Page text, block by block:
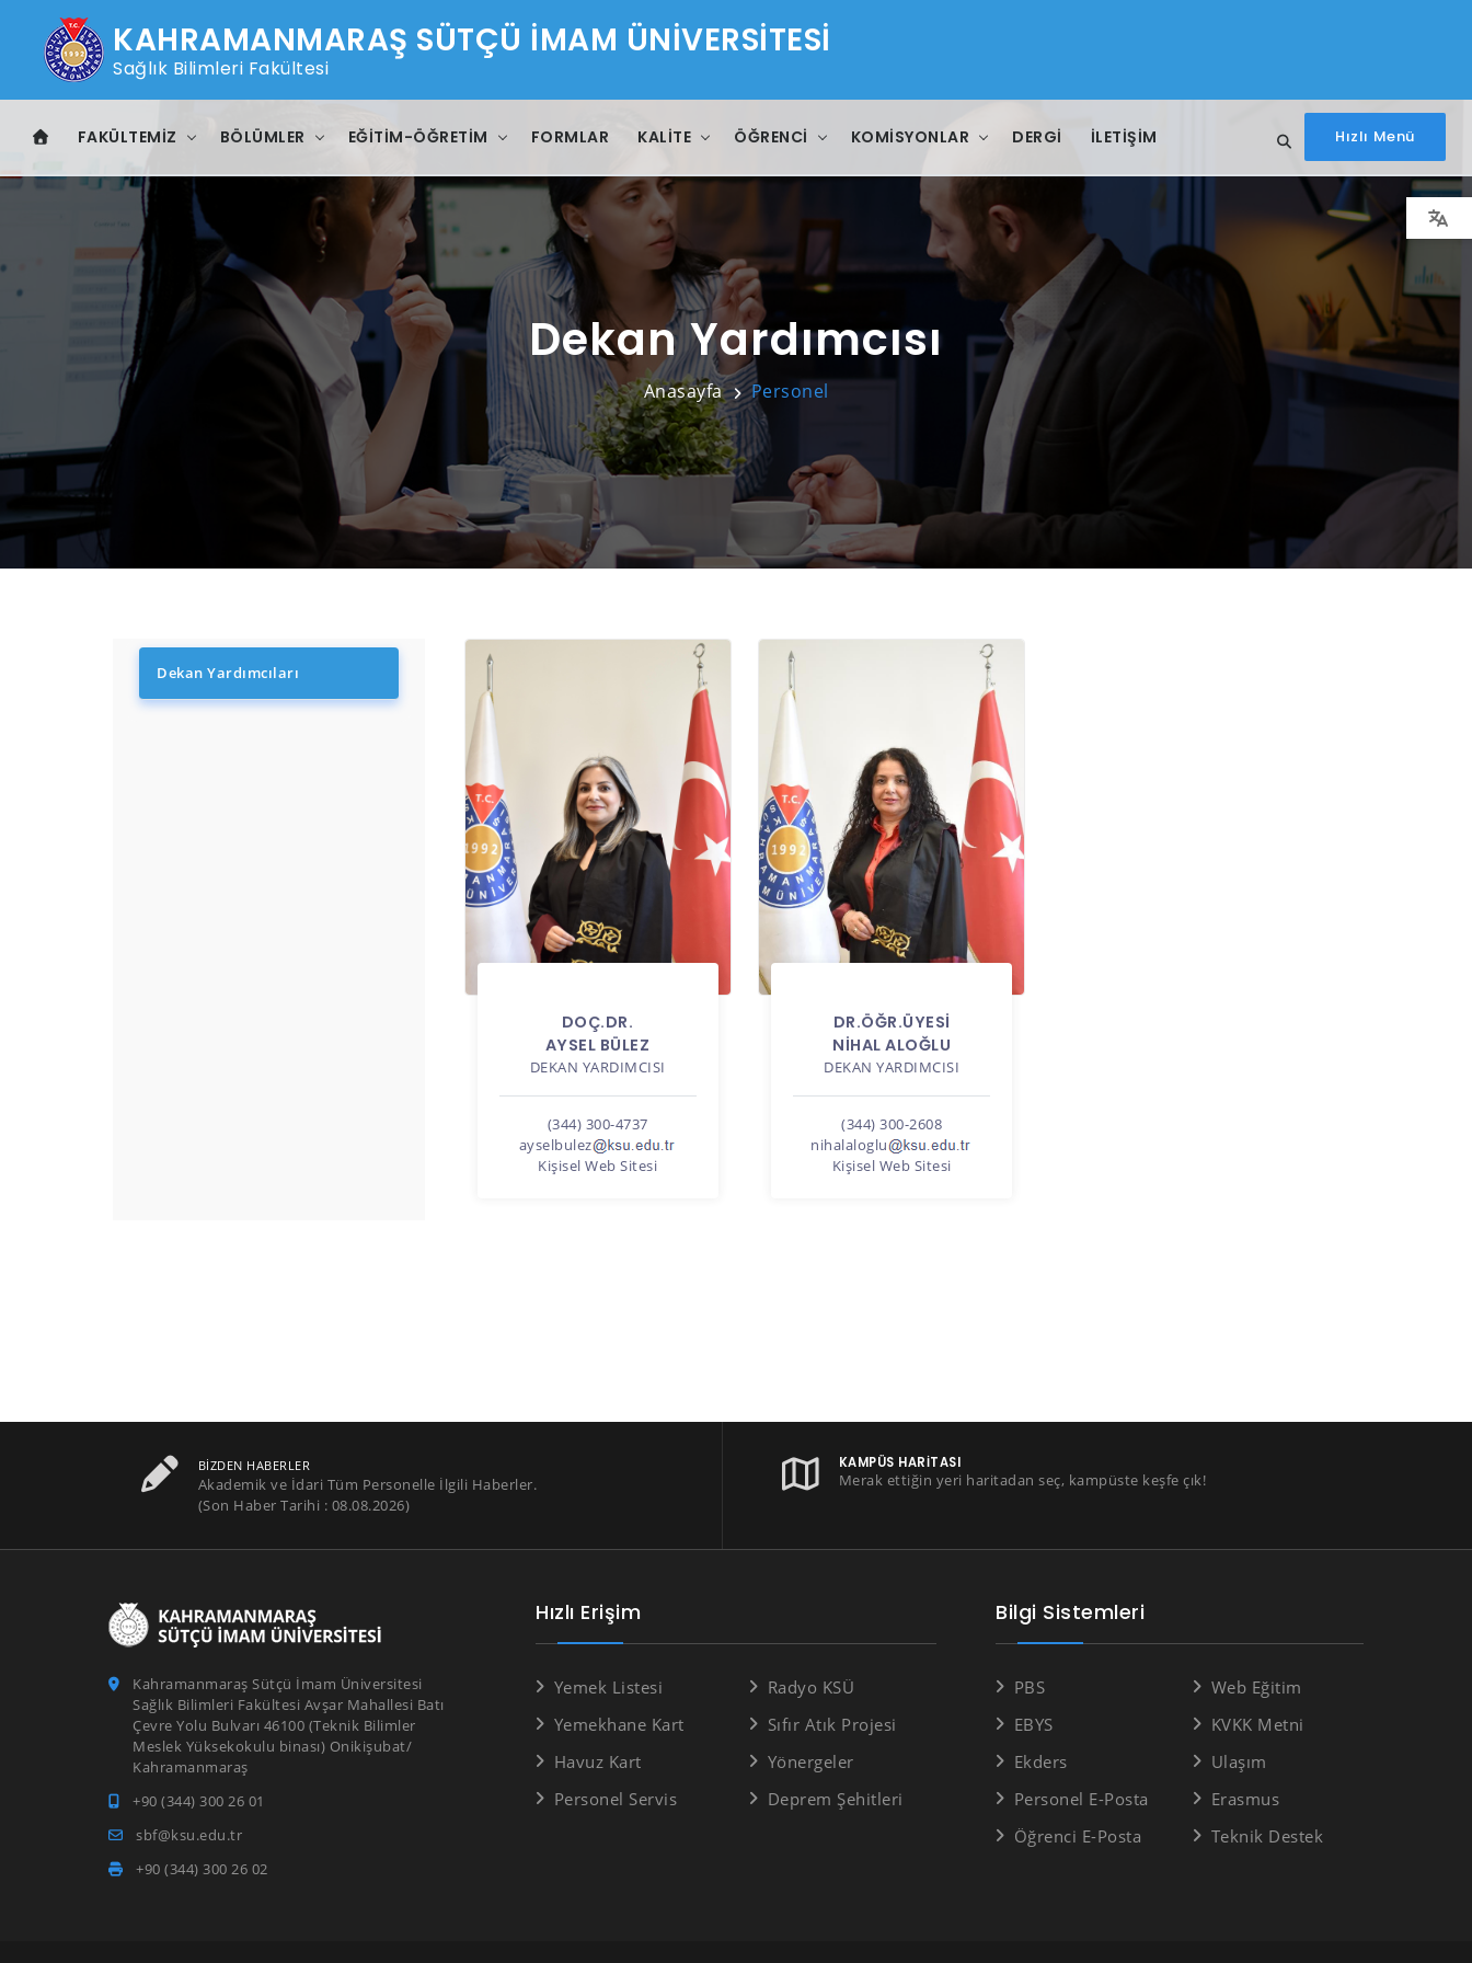
KAHRAMANMARAŞ SÜTÇÜ İMAM ÜNİVERSİTESİ
Sağlık Bilimleri Fakültesi
FAKÜLTEMIZ BÖLÜMLER EĞITIM-ÖĞRETIM FORMLAR KALITE ÖĞRENCI KOMISYONLAR DERGİ İLETIŞIM Hızlı Menü
Dekan Yardımcısı
Anasayfa Personel
Dekan Yardımcıları
DOÇ.DR.
AYSEL BÜLEZ
DEKAN YARDIMCISI
(344) 300-4737
ayselbulez
Kişisel Web Sitesi
DR.ÖĞR.ÜYESI
NİHAL ALOĞLU
DEKAN YARDIMCISI
(344) 300-2608
nihalaloglu
Kişisel Web Sitesi
BIZDEN HABERLER
Akademik ve İdari Tüm Personelle İlgili Haberler.
(Son Haber Tarihi : 08.08.2026)
KAMPÜS HARITASI
Merak ettiğin yeri haritadan seç, kampüste keşfe çık!
Kahramanmaraş Sütçü İmam Üniversitesi
Sağlık Bilimleri Fakültesi Avşar Mahallesi Batı
Çevre Yolu Bulvarı 46100 (Teknik Bilimler
Meslek Yüksekokulu binası) Onikişubat/
Kahramanmaraş
+90 (344) 300 26 01
sbf@ksu.edu.tr
+90 (344) 300 26 02
Hızlı Erişim
Yemek Listesi
Yemekhane Kart
Havuz Kart
Personel Servis
Radyo KSÜ
Sıfır Atık Projesi
Yönergeler
Deprem Şehitleri
Bilgi Sistemleri
PBS
EBYS
Ekders
Personel E-Posta
Öğrenci E-Posta
Web Eğitim
KVKK Metni
Ulaşım
Erasmus
Teknik Destek